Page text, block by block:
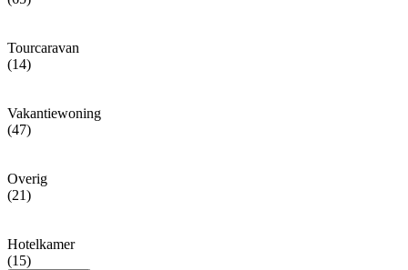
Tourcaravan
(14)
Vakantiewoning
(47)
Overig
(21)
Hotelkamer
(15)